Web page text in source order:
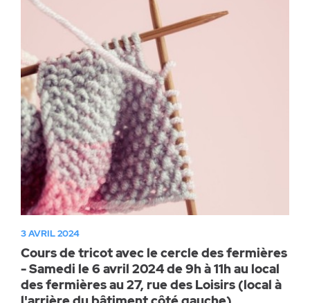
3 AVRIL 2024
Cours de tricot avec le cercle des fermières
- Samedi le 6 avril 2024 de 9h à 11h au local
des fermières au 27, rue des Loisirs (local à